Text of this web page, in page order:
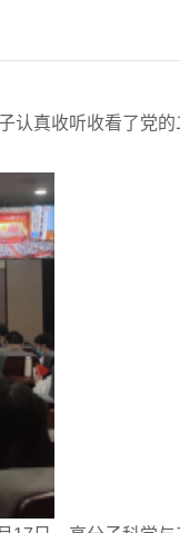
认真收听收看了党的